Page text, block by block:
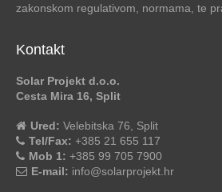
zakonskom regulativom, normama, te
Kontakt
Solar Projekt d.o.o.
Cesta Mira 16, Split
Ured: Velebitska 76, Split
Tel/Fax: +385 21 655 117
Mob 1: +385 99 705 7900
E-mail: info@solarprojekt.hr